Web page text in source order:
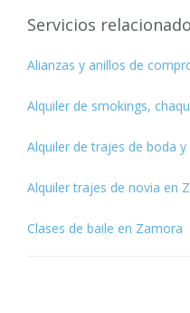
Servicios
Alianzas y anillos de
Alquiler de smokings,
Alquiler de trajes de boda
Alquiler trajes de novia en
Clases de baile en Zamora